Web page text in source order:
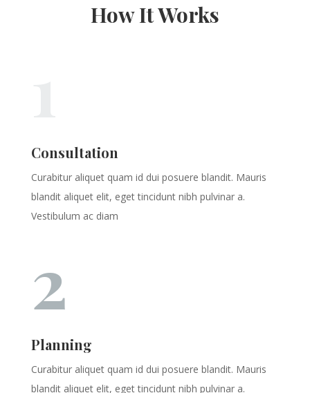
How It Works
Consultation
Curabitur aliquet quam id dui posuere blandit. Mauris
blandit aliquet elit, eget tincidunt nibh pulvinar a.
Vestibulum ac diam
2
Planning
Curabitur aliquet quam id dui posuere blandit. Mauris
blandit aliquet elit, eget tincidunt nibh pulvinar a.